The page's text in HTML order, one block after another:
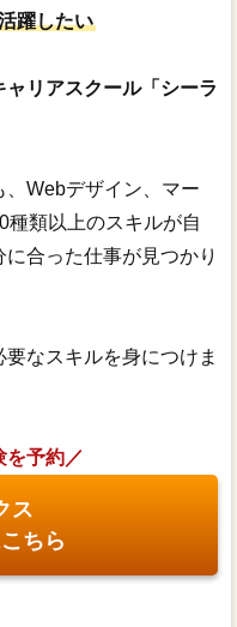
躍したい
ャリアスクール「シーラ
Webデザイン、マー
種類以上のスキルが自
合った仕事が見つかり
なスキルを身につけま
を予約／
ス
ちら